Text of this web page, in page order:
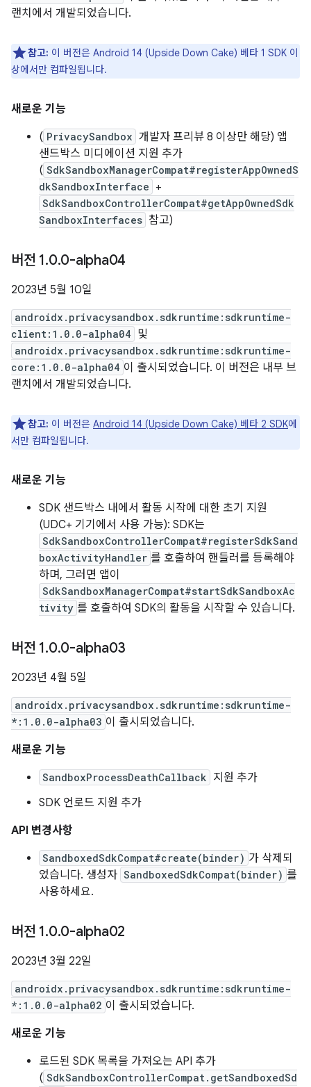
랜치에서 개발되었습니다.
참고: 이 버전은 Android 14 (Upside Down Cake) 베타 1 SDK 이
상에서만 컴파일됩니다.
새로운 기능
( PrivacySandbox 개발자 프리뷰 8 이상만 해당) 앱
샌드박스 미디에이션 지원 추가
( SdkSandboxManagerCompat#registerAppOwnedS
dkSandboxInterface +
SdkSandboxControllerCompat#getAppOwnedSdk
SandboxInterfaces 참고)
버전 1.0.0-alpha04
2023년 5월 10일
androidx.privacysandbox.sdkruntime:sdkruntime-
client:1.0.0-alpha04 및
androidx.privacysandbox.sdkruntime:sdkruntime-
core:1.0.0-alpha04 이 출시되었습니다. 이 버전은 내부 브
랜치에서 개발되었습니다.
참고: 이 버전은 Android 14 (Upside Down Cake) 베타 2 SDK에
서만 컴파일됩니다.
새로운 기능
SDK 샌드박스 내에서 활동 시작에 대한 초기 지원
(UDC+ 기기에서 사용 가능): SDK는
SdkSandboxControllerCompat#registerSdkSand
boxActivityHandler 를 호출하여 핸들러를 등록해야
하며, 그러면 앱이
SdkSandboxManagerCompat#startSdkSandboxAc
tivity 를 호출하여 SDK의 활동을 시작할 수 있습니다.
버전 1.0.0-alpha03
2023년 4월 5일
androidx.privacysandbox.sdkruntime:sdkruntime-
*:1.0.0-alpha03 이 출시되었습니다.
새로운 기능
SandboxProcessDeathCallback 지원 추가
SDK 언로드 지원 추가
API 변경사항
SandboxedSdkCompat#create(binder) 가 삭제되
었습니다. 생성자 SandboxedSdkCompat(binder) 를
사용하세요.
버전 1.0.0-alpha02
2023년 3월 22일
androidx.privacysandbox.sdkruntime:sdkruntime-
*:1.0.0-alpha02 이 출시되었습니다.
새로운 기능
로드된 SDK 목록을 가져오는 API 추가
( SdkSandboxControllerCompat.getSandboxedSd